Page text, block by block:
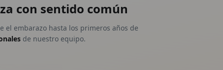
con sentido común
el embarazo hasta los primeros años de
de nuestro equipo.